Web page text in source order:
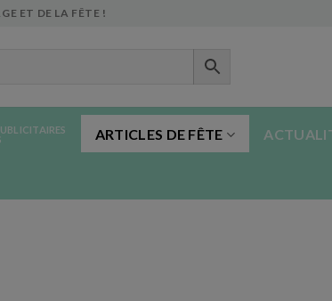
ET DE LA FÊTE !
ARTICLES DE FÊTE